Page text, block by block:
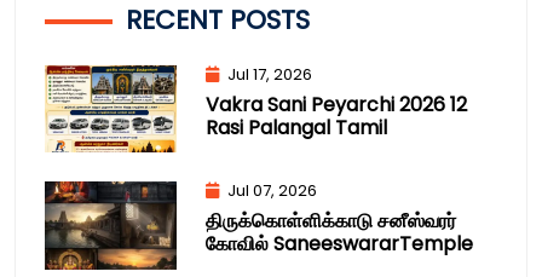
RECENT POSTS
Jul 17, 2026
Vakra Sani Peyarchi 2026 12
Rasi Palangal Tamil
Jul 07, 2026
திருக்கொள்ளிக்காடு சனீஸ்வரர்
கோவில் SaneeswararTemple